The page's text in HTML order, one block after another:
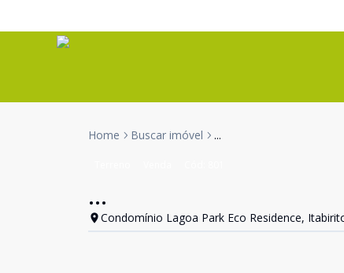
Home Buscar imóvel ...
...
Condomínio Lagoa Park Eco Residence,